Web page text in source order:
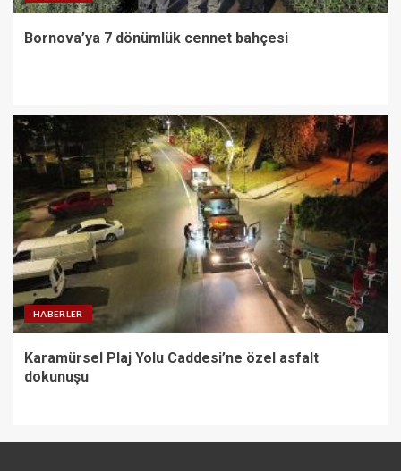
Bornova’ya 7 dönümlük cennet bahçesi
HABERLER
Karamürsel Plaj Yolu Caddesi’ne özel asfalt
dokunuşu